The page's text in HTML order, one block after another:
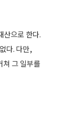
산으로 한다.
다. 다만,
쳐 그 일부를